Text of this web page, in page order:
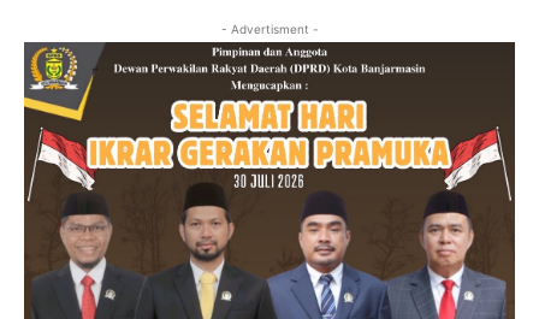
- Advertisment -